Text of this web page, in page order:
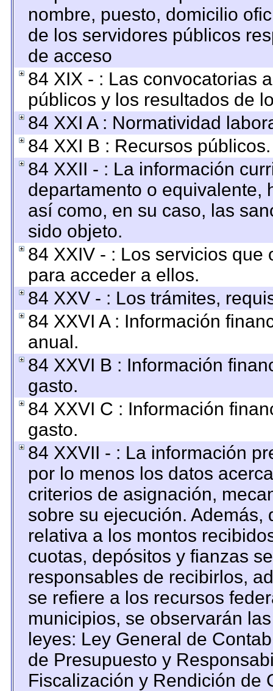
nombre, puesto, domicilio
de los servidores públicos
de acceso
84 XIX - : Las convocatorias
públicos y los resultados de
84 XXI A : Normatividad
84 XXI B : Recursos públicos.
84 XXII - : La información
departamento o equivalente,
así como, en su caso, las
sido objeto.
84 XXIV - : Los servicios
para acceder a ellos.
84 XXV - : Los trámites,
84 XXVI A : Información
anual.
84 XXVI B : Información
gasto.
84 XXVI C : Información
gasto.
84 XXVII - : La información
por lo menos los datos
criterios de asignación,
sobre su ejecución.
relativa a los montos
cuotas, depósitos y fianzas
responsables de recibirlos,
se refiere a los recursos
municipios, se observarán
leyes: Ley General de
de Presupuesto y
Fiscalización y Rendición de